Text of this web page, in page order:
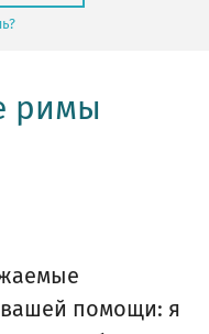
римы
помощи: я